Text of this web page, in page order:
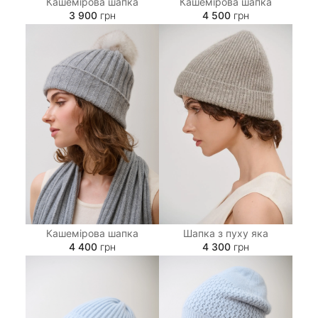
3 900 грн
4 500 грн
Кашемірова шапка
4 400 грн
Шапка з пуху яка
4 300 грн